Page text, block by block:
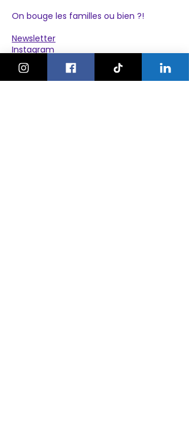
On bouge les familles ou bien ?!
Newsletter
Instagram
À propos